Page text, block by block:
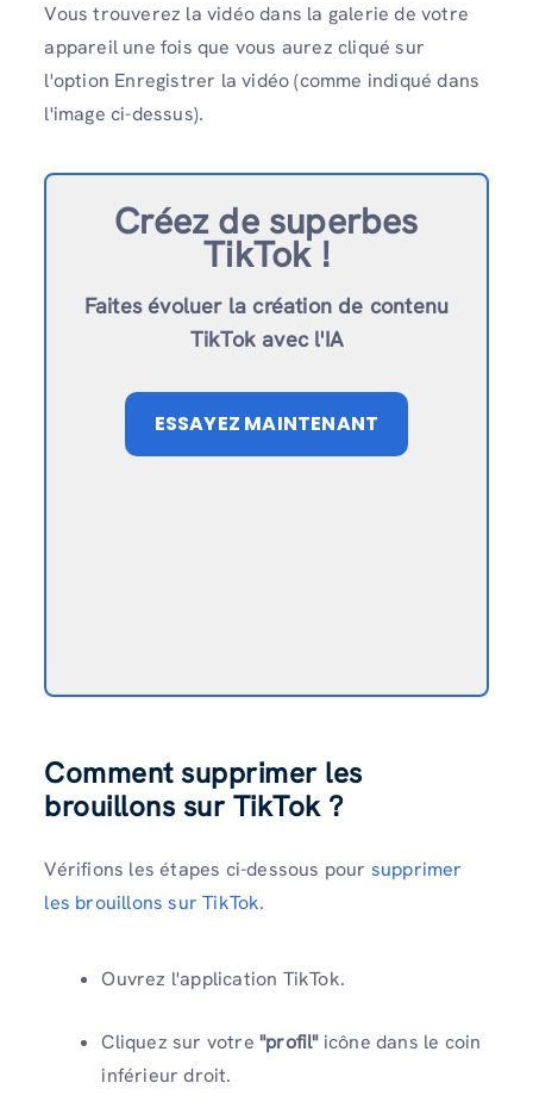
Vous trouverez la vidéo dans la galerie de votre
appareil une fois que vous aurez cliqué sur
l'option Enregistrer la vidéo (comme indiqué dans
l'image ci-dessus).
Créez de superbes
TikTok !
Faites évoluer la création de contenu
TikTok avec l'IA
ESSAYEZ MAINTENANT
Comment supprimer les
brouillons sur TikTok ?
Vérifions les étapes ci-dessous pour supprimer
les brouillons sur TikTok.
Ouvrez l'application TikTok.
Cliquez sur votre "profil"icône dans le coin
inférieur droit.